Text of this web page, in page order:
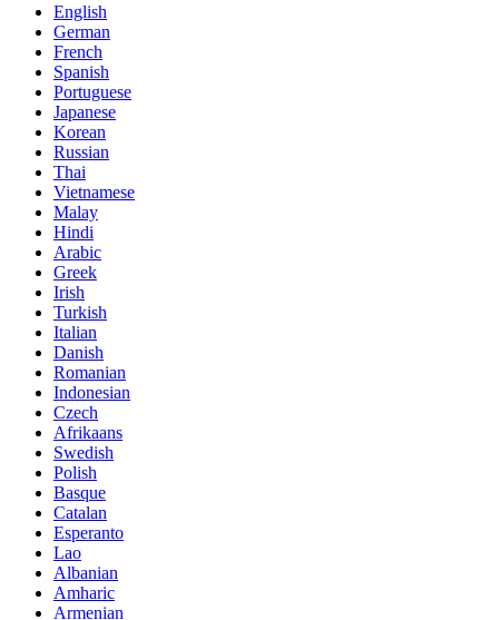
English
German
French
Spanish
Portuguese
Japanese
Korean
Russian
Thai
Vietnamese
Malay
Hindi
Arabic
Greek
Irish
Turkish
Italian
Danish
Romanian
Indonesian
Czech
Afrikaans
Swedish
Polish
Basque
Catalan
Esperanto
Lao
Albanian
Amharic
Armenian